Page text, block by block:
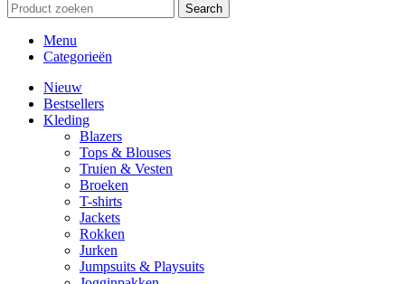
Search
Menu
Categorieën
Nieuw
Bestsellers
Kleding
Blazers
Tops & Blouses
Truien & Vesten
Broeken
T-shirts
Jackets
Rokken
Jurken
Jumpsuits & Playsuits